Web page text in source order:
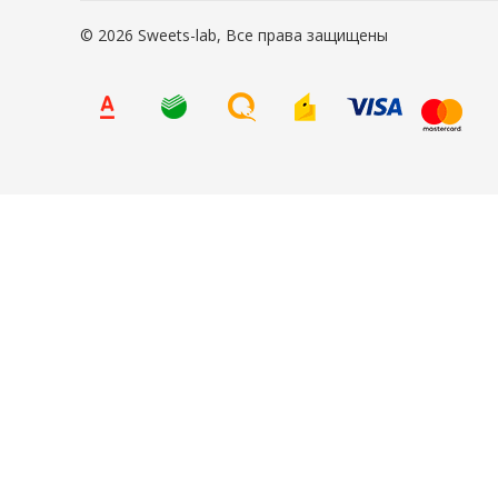
© 2026 Sweets-lab, Все права защищены